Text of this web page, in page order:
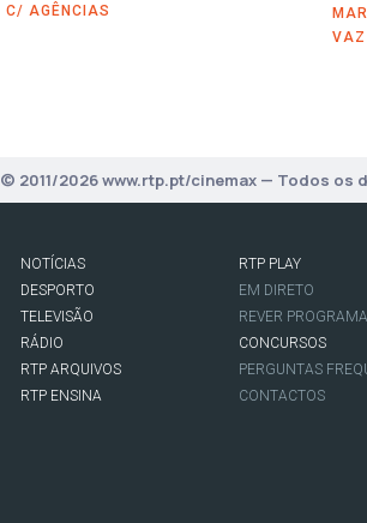
C/ AGÊNCIAS
VAZ
© 2011/2026 www.rtp.pt/cinemax — Todos os
NOTÍCIAS
DESPORTO
TELEVISÃO
RÁDIO
RTP ARQUIVOS
RTP ENSINA
RTP PLAY
EM DIRETO
REVER
CONCURSOS
PERGUNTAS
CONTACTOS